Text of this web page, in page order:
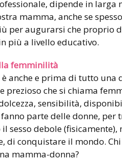
dipende in larga
mamma, anche se
per augurarsi che proprio
più a livello educativo.
femminilità
anche e prima di tutto una
prezioso che si chiama
sensibilità,
parte delle donne, per
il sesso debole
di conquistare il mondo.
mamma-donna?